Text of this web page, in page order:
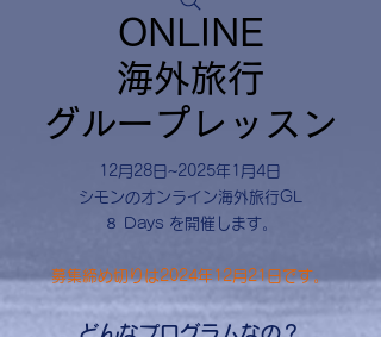
ONLINE
海外旅行
グループレッスン
12月28日~2025年1月4日
シモンのオンライン海外旅行GL
８ Days を開催します。
募集締め切りは2024年12月21日です。
どんなプログラムなの？